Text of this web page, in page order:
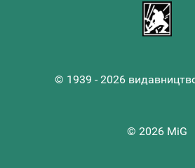
© 1939 - 2026
© 2026 MiG